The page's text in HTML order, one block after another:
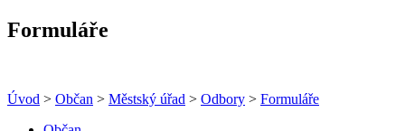
Formuláře
Úvod > Občan > Městský úřad > Odbory > Formuláře